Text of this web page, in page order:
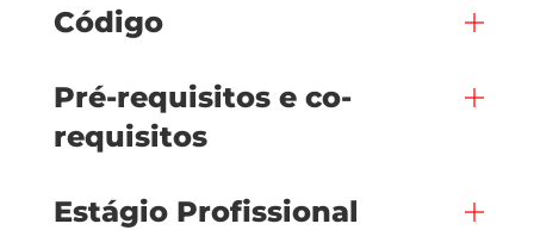
Código
Pré-requisitos e co-
requisitos
Estágio Profissional